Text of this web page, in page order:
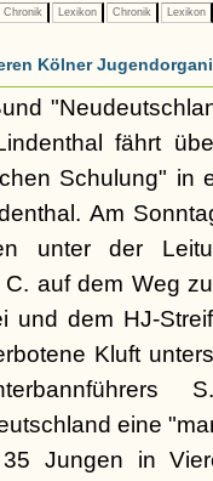
Chronik Lexikon Chronik Lexikon
Kölner
fährt
Schulung" in
Am
unter der
C. auf dem Weg
und dem HJ-
Kluft
eine
Jungen in